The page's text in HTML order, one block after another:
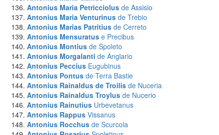
Antonius Maria Petricciolus de Assisio
Antonius Maria Venturinus de Trebio
Antonius Marias Patritius de Cerreto
Antonius Mensuratus e Precibus
Antonius Montius de Spoleto
Antonius Morgalanti de Anglario
Antonius Peccius Eugubinus
Antonius Pontus de Terra Bastie
Antonius Rainaldus de Troilis de Nuceria
Antonius Rainaldus Troylus de Nucerio
Antonius Rainutius Urbevetanus
Antonius Rappus Vissanus
Antonius Rocchus de Scurcola